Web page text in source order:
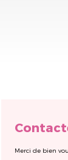
Merci de bien